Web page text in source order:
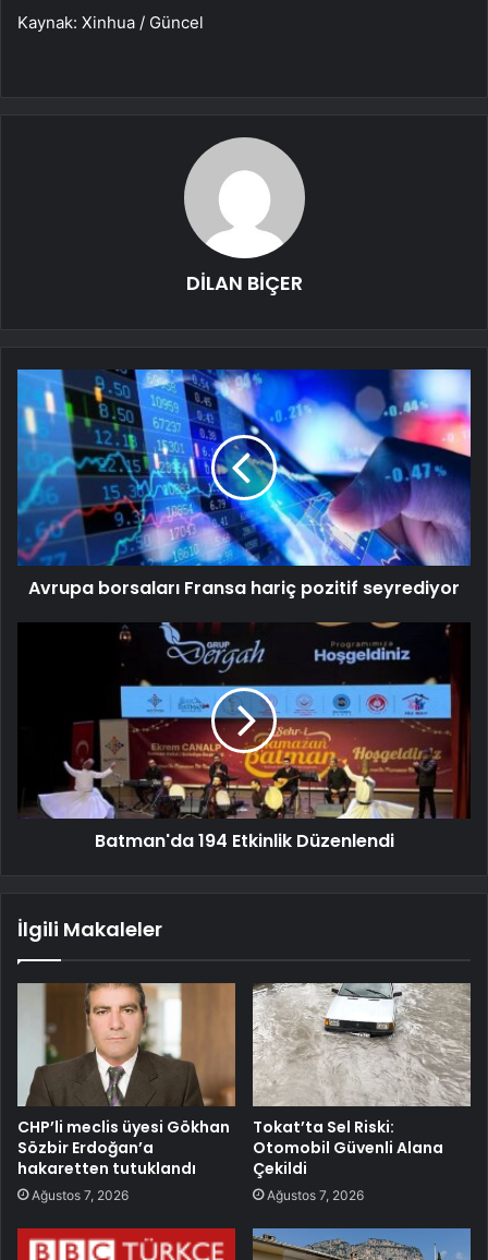
Kaynak: Xinhua / Güncel
DİLAN BİÇER
Avrupa borsaları Fransa hariç pozitif seyrediyor
Batman'da 194 Etkinlik Düzenlendi
İlgili Makaleler
CHP’li meclis üyesi Gökhan
Sözbir Erdoğan’a
hakaretten tutuklandı
Ağustos 7, 2026
Tokat’ta Sel Riski:
Otomobil Güvenli Alana
Çekildi
Ağustos 7, 2026